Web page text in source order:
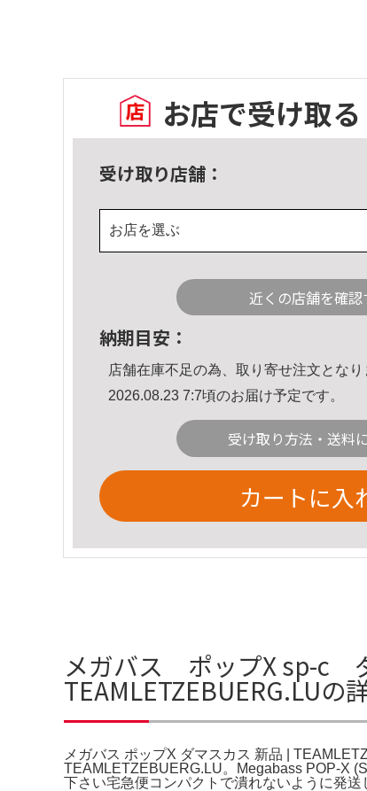
お店で受け取る
受け取り店舗：
お店を選ぶ
近くの店舗を確認
納期目安：
店舗在庫不足の為、取り寄せ注文となり
2026.08.23 7:7頃のお届け予定です。
受け取り方法・送料
カートに入
メガバス ポップX sp-c
TEAMLETZEBUERG.LUの
メガバス ポップX ダマスカス 新品 |
TEAMLETZEBUERG.LU。Megabass POP-X
下さい宅急便コンパクトで潰れないように発送